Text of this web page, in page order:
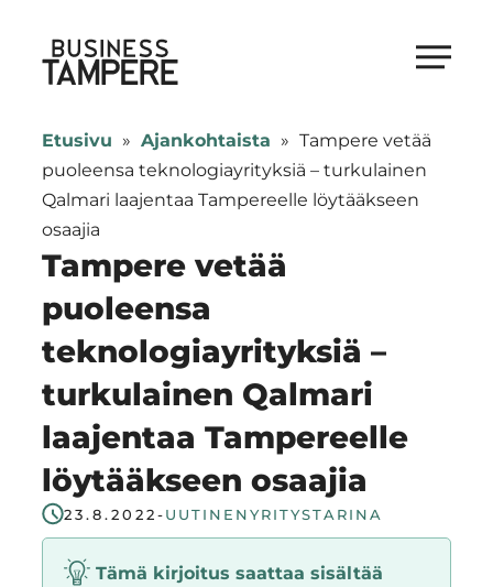
suoraan
sisältöön
Business Tampere
Tampere
supports
talents,
investors
and
entrepreneurs
in
making
smooth
start
in
Tampere
Region
Etusivu » Ajankohtaista » Tampere vetää
puoleensa teknologiayrityksiä – turkulainen
Qalmari laajentaa Tampereelle löytääkseen
osaajia
Tampere vetää
puoleensa
teknologiayrityksiä –
turkulainen Qalmari
laajentaa Tampereelle
löytääkseen osaajia
23.8.2022-UUTINENYRITYSTARINA
Tämä kirjoitus saattaa sisältää